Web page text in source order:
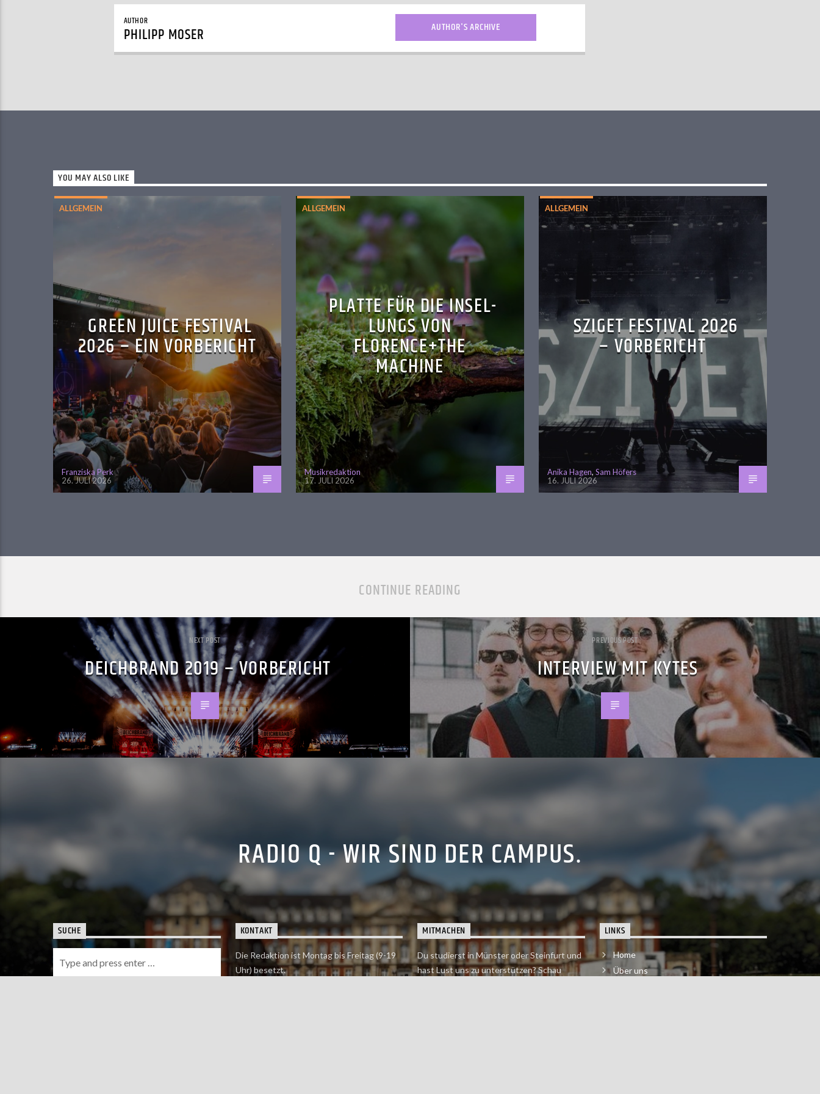
AUTHOR
PHILIPP MOSER AUTHOR'S ARCHIVE
YOU MAY ALSO LIKE
ALLGEMEIN
GREEN JUICE FESTIVAL
2026 – EIN VORBERICHT
Franziska Perk
26. JULI 2026
ALLGEMEIN
PLATTE FÜR DIE INSEL-
LUNGS VON
FLORENCE+THE
MACHINE
Musikredaktion
17. JULI 2026
ALLGEMEIN
SZIGET FESTIVAL 2026
– VORBERICHT
Anika Hagen, Sam Höfers
16. JULI 2026
CONTINUE READING
NEXT POST
DEICHBRAND 2019 – VORBERICHT
PREVIOUS POST
INTERVIEW MIT KYTES
RADIO Q - WIR SIND DER CAMPUS.
SUCHE KONTAKT
Die Redaktion ist Montag bis Freitag (9-19
Uhr) besetzt.
MITMACHEN
Du studierst in Münster oder Steinfurt und
hast Lust uns zu unterstützen? Schau
LINKS
Home
Über uns